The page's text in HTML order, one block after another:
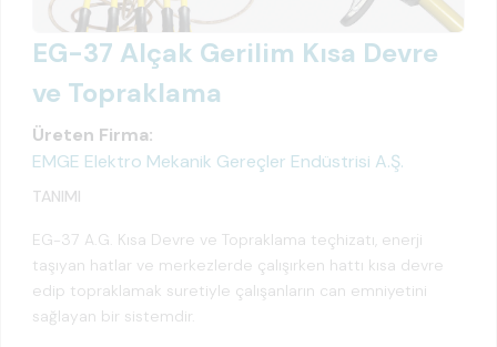
EG-37 Alçak Gerilim Kısa Devre
ve Topraklama
Üreten Firma:
EMGE Elektro Mekanik Gereçler Endüstrisi A.Ş.
TANIMI
EG-37 A.G. Kısa Devre ve Topraklama teçhizatı, enerji
taşıyan hatlar ve merkezlerde çalışırken hattı kısa devre
edip topraklamak suretiyle çalışanların can emniyetini
sağlayan bir sistemdir.